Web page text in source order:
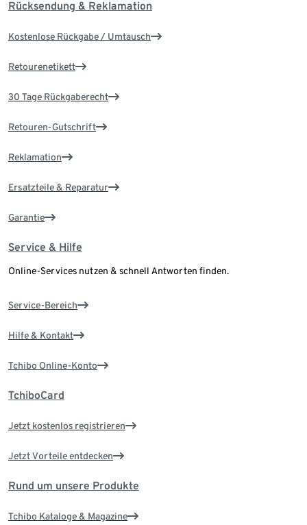
Rücksendung & Reklamation
Kostenlose Rückgabe / Umtausch
Retourenetikett
30 Tage Rückgaberecht
Retouren-Gutschrift
Reklamation
Ersatzteile & Reparatur
Garantie
Service & Hilfe
Online-Services nutzen & schnell Antworten finden.
Service-Bereich
Hilfe & Kontakt
Tchibo Online-Konto
TchiboCard
Jetzt kostenlos registrieren
Jetzt Vorteile entdecken
Rund um unsere Produkte
Tchibo Kataloge & Magazine